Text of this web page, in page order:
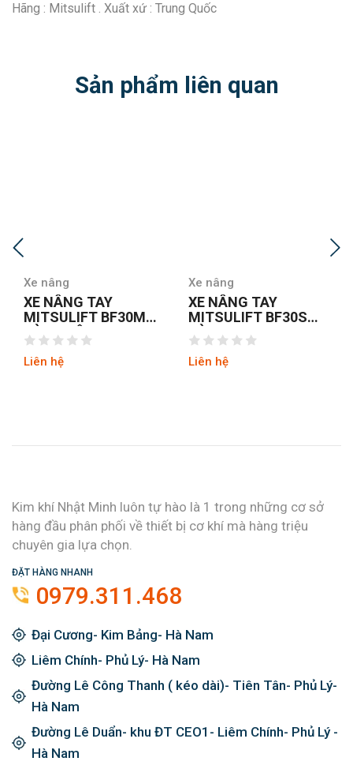
Hãng : Mitsulift . Xuất xứ : Trung Quốc
Sản phẩm liên quan
Xe nâng
XE NÂNG TAY
MITSULIFT BF30S
CÀNG HẸP
Liên hệ
Xe nâng
XE NÂNG TAY
MITSULIFT BF35M
CÀNG RỘNG
Liên hệ
Kim khí Nhật Minh luôn tự hào là 1 trong những cơ sở
hàng đầu phân phối về thiết bị cơ khí mà hàng triệu
chuyên gia lựa chọn.
0979.311.468
Đại Cương- Kim Bảng- Hà Nam
Liêm Chính- Phủ Lý- Hà Nam